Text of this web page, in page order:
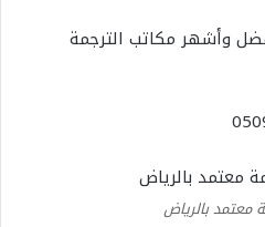
وأشهر مكاتب الترجمة
معتمد بالرياض